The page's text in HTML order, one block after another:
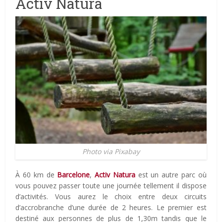
Photo via Pixabay
À 60 km de Barcelone,Activ Naturaest un autre parc où
vous pouvez passer toute une journée tellement il dispose
d’activités. Vous aurez le choix entre deux circuits
d’accrobranche d’une durée de 2 heures. Le premier est
destiné aux personnes de plus de 1,30m tandis que le